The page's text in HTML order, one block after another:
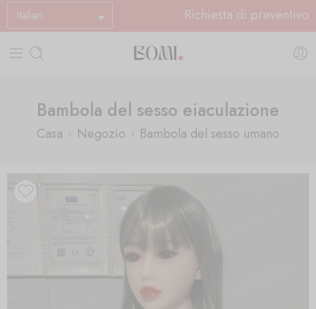
Italian Richiesta di preventivo
Bambola del sesso eiaculazione
Casa Negozio Bambola del sesso umano